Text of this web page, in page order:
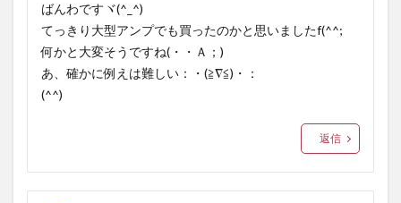
ばんわですヾ(^_^)
てっきり大型アンプでも買ったのかと思いましたf(^^;
何かと大変そうですね(・・Ａ；)
あ、確かに例えは難しい：・(≧∇≦)・：
(^^)
返信